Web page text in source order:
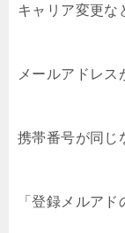
キャリア変更な
メールアドレス
携帯番号が同じ
「登録メルアド